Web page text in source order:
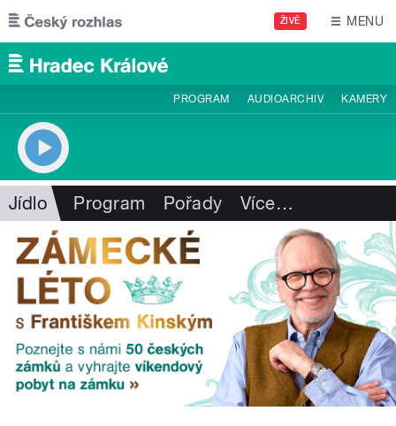
Přejít k hlavnímu obsahu
ŽIVĚ MENU
PROGRAM AUDIOARCHIV KAMERY
Jídlo Program Pořady Více…